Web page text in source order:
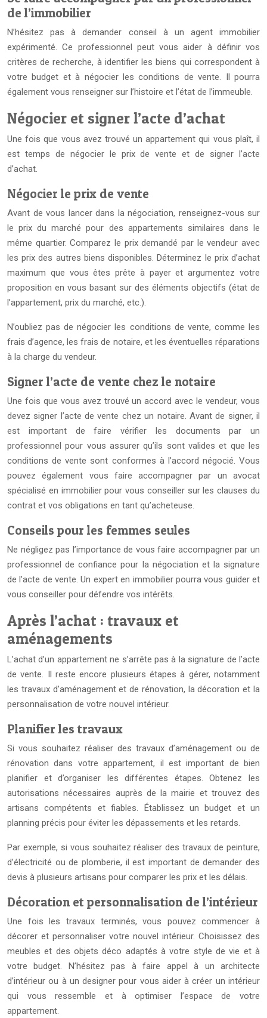
de l’immobilier
N’hésitez pas à demander conseil à un agent immobilier
expérimenté. Ce professionnel peut vous aider à définir vos
critères de recherche, à identifier les biens qui correspondent à
votre budget et à négocier les conditions de vente. Il pourra
également vous renseigner sur l’histoire et l’état de l’immeuble.
Négocier et signer l’acte d’achat
Une fois que vous avez trouvé un appartement qui vous plaît, il
est temps de négocier le prix de vente et de signer l’acte
d’achat.
Négocier le prix de vente
Avant de vous lancer dans la négociation, renseignez-vous sur
le prix du marché pour des appartements similaires dans le
même quartier. Comparez le prix demandé par le vendeur avec
les prix des autres biens disponibles. Déterminez le prix d’achat
maximum que vous êtes prête à payer et argumentez votre
proposition en vous basant sur des éléments objectifs (état de
l’appartement, prix du marché, etc.).
N’oubliez pas de négocier les conditions de vente, comme les
frais d’agence, les frais de notaire, et les éventuelles réparations
à la charge du vendeur.
Signer l’acte de vente chez le notaire
Une fois que vous avez trouvé un accord avec le vendeur, vous
devez signer l’acte de vente chez un notaire. Avant de signer, il
est important de faire vérifier les documents par un
professionnel pour vous assurer qu’ils sont valides et que les
conditions de vente sont conformes à l’accord négocié. Vous
pouvez également vous faire accompagner par un avocat
spécialisé en immobilier pour vous conseiller sur les clauses du
contrat et vos obligations en tant qu’acheteuse.
Conseils pour les femmes seules
Ne négligez pas l’importance de vous faire accompagner par un
professionnel de confiance pour la négociation et la signature
de l’acte de vente. Un expert en immobilier pourra vous guider et
vous conseiller pour défendre vos intérêts.
Après l’achat : travaux et
aménagements
L’achat d’un appartement ne s’arrête pas à la signature de l’acte
de vente. Il reste encore plusieurs étapes à gérer, notamment
les travaux d’aménagement et de rénovation, la décoration et la
personnalisation de votre nouvel intérieur.
Planifier les travaux
Si vous souhaitez réaliser des travaux d’aménagement ou de
rénovation dans votre appartement, il est important de bien
planifier et d’organiser les différentes étapes. Obtenez les
autorisations nécessaires auprès de la mairie et trouvez des
artisans compétents et fiables. Établissez un budget et un
planning précis pour éviter les dépassements et les retards.
Par exemple, si vous souhaitez réaliser des travaux de peinture,
d’électricité ou de plomberie, il est important de demander des
devis à plusieurs artisans pour comparer les prix et les délais.
Décoration et personnalisation de l’intérieur
Une fois les travaux terminés, vous pouvez commencer à
décorer et personnaliser votre nouvel intérieur. Choisissez des
meubles et des objets déco adaptés à votre style de vie et à
votre budget. N’hésitez pas à faire appel à un architecte
d’intérieur ou à un designer pour vous aider à créer un intérieur
qui vous ressemble et à optimiser l’espace de votre
appartement.